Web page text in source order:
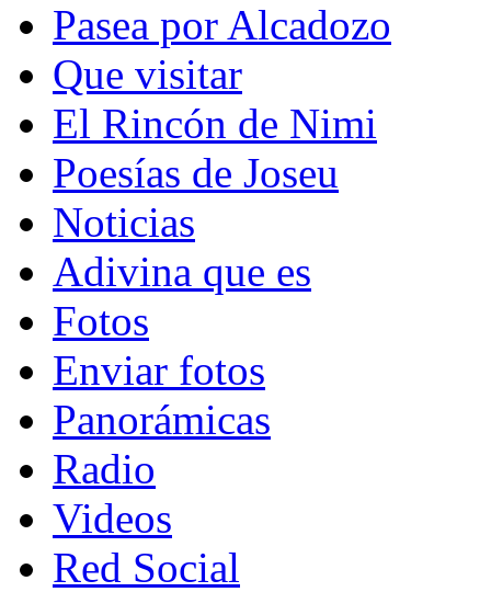
Pasea por Alcadozo
Que visitar
El Rincón de Nimi
Poesías de Joseu
Noticias
Adivina que es
Fotos
Enviar fotos
Panorámicas
Radio
Videos
Red Social